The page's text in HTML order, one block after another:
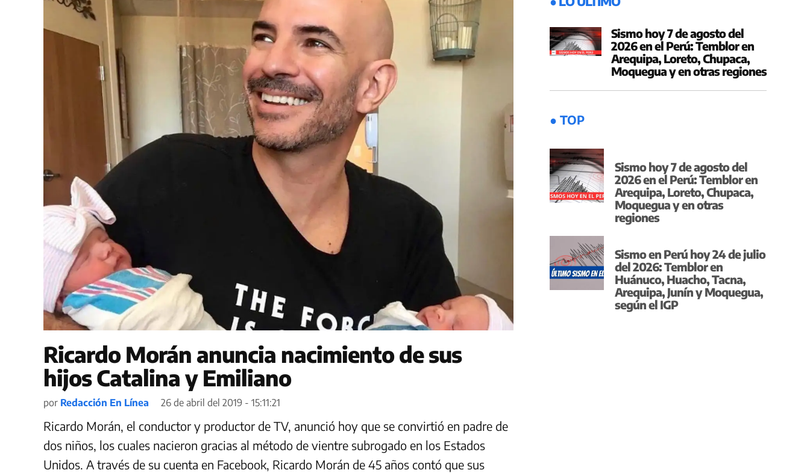
Ricardo Morán anuncia nacimiento de sus
hijos Catalina y Emiliano
por Redacción En Línea 26 de abril del 2019 - 15:11:21
Ricardo Morán, el conductor y productor de TV, anunció hoy que se convirtió en padre de
dos niños, los cuales nacieron gracias al método de vientre subrogado en los Estados
Unidos. A través de su cuenta en Facebook, Ricardo Morán de 45 años contó que sus
Sismo hoy 7 de agosto del
2026 en el Perú: Temblor en
Arequipa, Loreto, Chupaca,
Moquegua y en otras regiones
● TOP
Sismo hoy 7 de agosto del
2026 en el Perú: Temblor en
Arequipa, Loreto, Chupaca,
Moquegua y en otras
regiones
Sismo en Perú hoy 24 de julio
del 2026: Temblor en
Huánuco, Huacho, Tacna,
Arequipa, Junín y Moquegua,
según el IGP